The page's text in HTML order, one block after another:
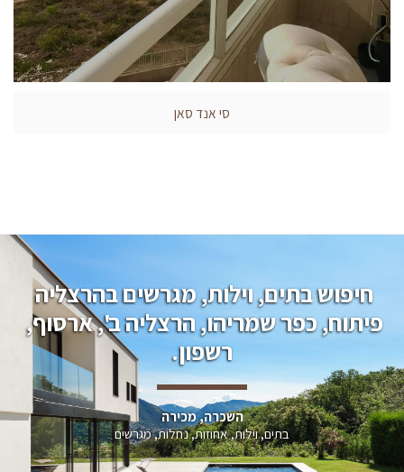
סי אנד סאן
חיפוש בתים, וילות, מגרשים בהרצליה
פיתוח, כפר שמריהו, הרצליה ב', ארסוף,
רשפון.
השכרה, מכירה
בתים, וילות, אחוזות, נחלות, מגרשים